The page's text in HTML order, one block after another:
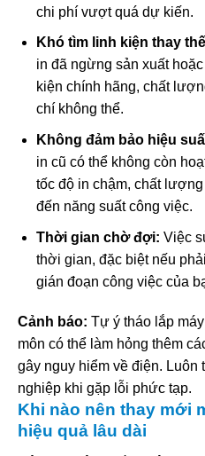
chi phí vượt quá dự kiến.
Khó tìm linh kiện thay
in đã ngừng sản xuất
kiện chính hãng, chất
chí không thể.
Không đảm bảo hiệu
in cũ có thể không còn
tốc độ in chậm, chất
đến năng suất công việc.
Thời gian chờ đợi: Việc
thời gian, đặc biệt nếu
gián đoạn công việc của
Cảnh báo: Tự ý tháo lắp
môn có thể làm hỏng thêm
gây nguy hiểm về điện. Luôn
nghiệp khi gặp lỗi phức tạp.
Khi nào nên thay mới
hiệu quả lâu dài